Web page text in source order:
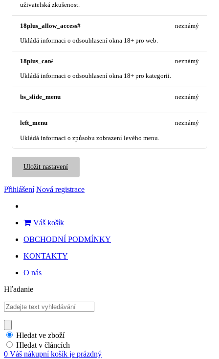
uživatelská zkušenost.
18plus_allow_access#
Ukládá informaci o odsouhlasení okna 18+ pro web.
neznámý
18plus_cat#
Ukládá informaci o odsouhlasení okna 18+ pro kategorii.
neznámý
bs_slide_menu neznámý
left_menu
Ukládá informaci o způsobu zobrazení levého menu.
neznámý
Uložit nastavení
Přihlášení Nová registrace
Váš košík
OBCHODNÍ PODMÍNKY
KONTAKTY
O nás
Hľadanie
Hledat ve zboží
Hledat v článcích
0 Váš nákupní košík je prázdný